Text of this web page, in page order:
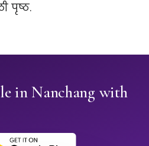
पृष्ठ.
in Nanchang with